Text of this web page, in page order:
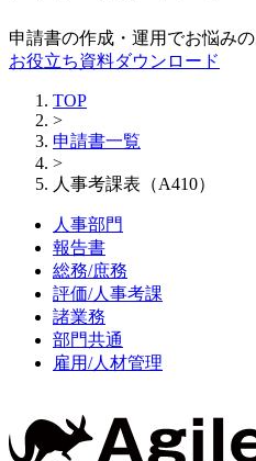
申請書の作成・運用でお悩みの
お役立ち資料ダウンロード
TOP
>
申請書一覧
>
人事考課表（A410）
人事部門
報告書
総務/庶務
評価/人事考課
諸業務
部門共通
雇用/人材管理